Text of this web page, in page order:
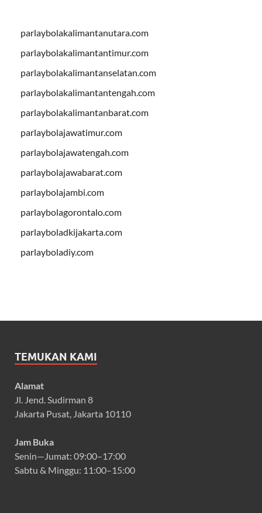
parlaybolakalimantanutara.com
parlaybolakalimantantimur.com
parlaybolakalimantanselatan.com
parlaybolakalimantantengah.com
parlaybolakalimantanbarat.com
parlaybolajawatimur.com
parlaybolajawatengah.com
parlaybolajawabarat.com
parlaybolajambi.com
parlaybolagorontalo.com
parlayboladkijakarta.com
parlayboladiy.com
TEMUKAN KAMI
Alamat
Jl. Jend. Sudirman 8
Jakarta Pusat, Jakarta 10110
Jam Buka
Senin—Jumat: 09:00–17:00
Sabtu & Minggu: 11:00–15:00